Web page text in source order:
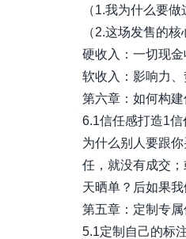
（1.我为什么要做
（2.这场发售的
硬收入：一切现金
软收入：影响力
第六章：如何构
6.1信任感打造1
为什么别人要跟
任，就没有成交
天晒单？后如果我
第五章：定制专
5.1定制自己的标